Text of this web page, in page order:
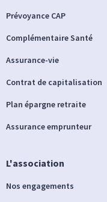
Prévoyance CAP
Complémentaire Santé
Assurance-vie
Contrat de capitalisation
Plan épargne retraite
Assurance emprunteur
L'association
Nos engagements